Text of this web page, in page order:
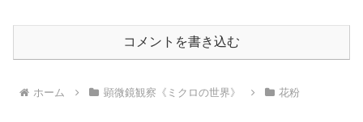
コメントを書き込む
ホーム 顕微鏡観察《ミクロの世界》 花粉